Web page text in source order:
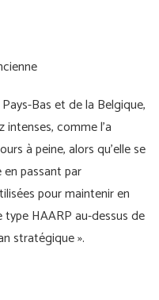
Bas et de la Belgique,
comme l’a
à peine, alors qu’elle se
passant par
pour maintenir en
HAARP au-dessus de
stratégique ».